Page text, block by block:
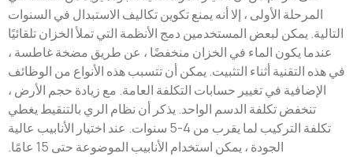
المرحلة الأولى ، إلا أنه يمنع تكوين تكاليف الاستبدال في السنوات
التالية. يمكن لبعض المستخدمين دمج الأنظمة التي تملأ الخزان تلقائيًا
عندما يكون الماء في الخزان منخفضًا ، عن طريق مضخة غاطسة ،
في هذه التقنية أثناء التثبيت. يمكن أن تتسبب هذه الأنواع من الوظائف
الإضافية في تغيير حسابات التكلفة العامة. مع زيادة حجم الأرض ،
تنخفض تكلفة الدسم الواحد. يذكر أن نظام الري بالتنقيط يغطي
تكلفة التركيب لما يقرب من 4-5 سنوات. عند اختيار الأنابيب عالية
الجودة ، يمكن استخدام الأنابيب الموضوعة حتى 15 عامًا.